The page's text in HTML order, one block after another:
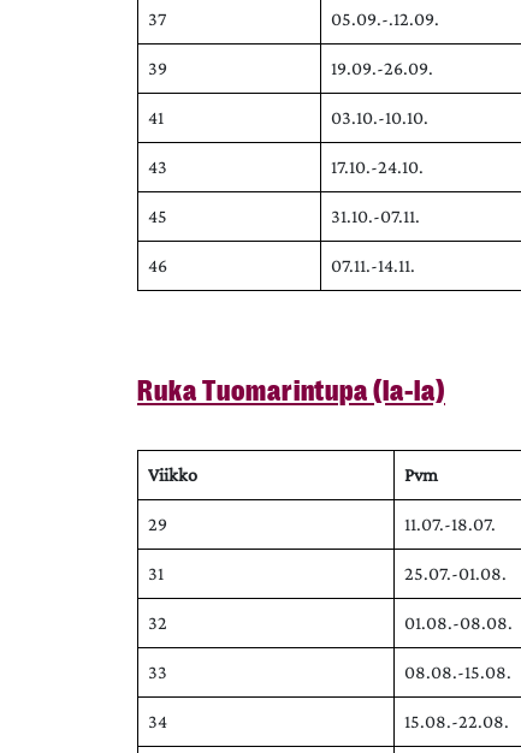
37 05.09.-.12.09.
39 19.09.-26.09.
41 03.10.-10.10.
43 17.10.-24.10.
45 31.10.-07.11.
46 07.11.-14.11.
Ruka Tuomarintupa (la-la)
Viikko Pvm
29 11.07.-18.07.
31 25.07.-01.08.
32 01.08.-08.08.
33 08.08.-15.08.
34 15.08.-22.08.